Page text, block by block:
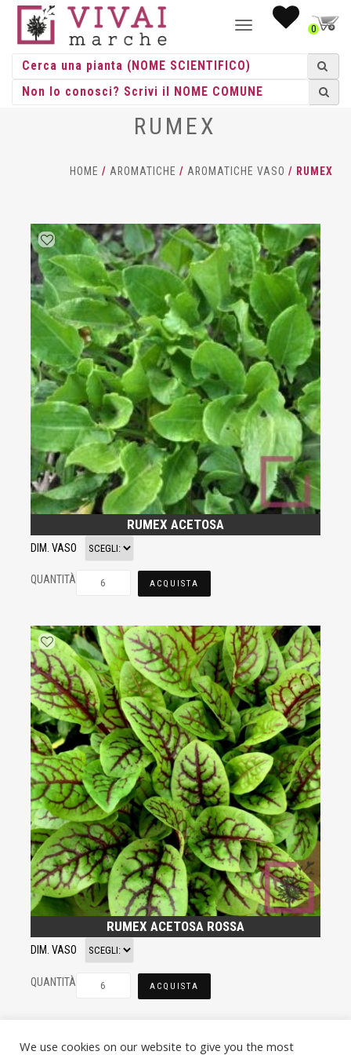
NAVIGAZIONE0
RUMEX
HOME / AROMATICHE / AROMATICHE VASO / RUMEX
RUMEX ACETOSA
DIM. VASO
QUANTITÀ ACQUISTA
RUMEX ACETOSA ROSSA
DIM. VASO
QUANTITÀ ACQUISTA
We use cookies on our website to give you the most